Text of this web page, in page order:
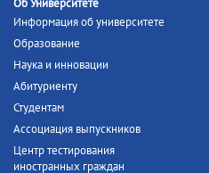
Об Университете
Информация об университете
Образование
Наука и инновации
Абитуриенту
Студентам
Ассоциация выпускников
Центр тестирования
иностранных граждан